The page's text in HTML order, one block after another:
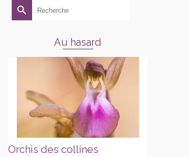
7 JANVIER 2026
Outre ma passion
orchidées, je suis
également
Bonne année
2026
sur1 JANVIER 2026
Lire la suite
Rechercher :
Au hasard
Orchis des collines